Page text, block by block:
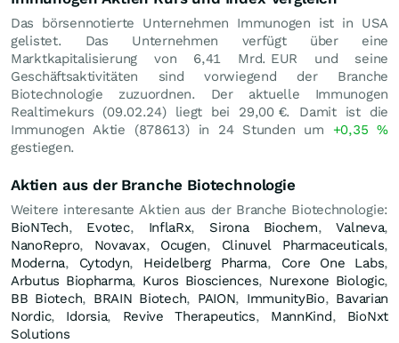
Das börsennotierte Unternehmen Immunogen ist in USA
gelistet. Das Unternehmen verfügt über eine
Marktkapitalisierung von 6,41 Mrd. EUR und seine
Geschäftsaktivitäten sind vorwiegend der Branche
Biotechnologie zuzuordnen. Der aktuelle Immunogen
Realtimekurs (09.02.24) liegt bei 29,00 €. Damit ist die
Immunogen Aktie (878613) in 24 Stunden um +0,35%
gestiegen.
Aktien aus der Branche Biotechnologie
Weitere interesante Aktien aus der Branche Biotechnologie:
BioNTech, Evotec, InflaRx, Sirona Biochem,Valneva,
NanoRepro, Novavax, Ocugen, Clinuvel Pharmaceuticals,
Moderna, Cytodyn, Heidelberg Pharma, Core One Labs,
Arbutus Biopharma, Kuros Biosciences, Nurexone Biologic,
BB Biotech, BRAIN Biotech, PAION, ImmunityBio, Bavarian
Nordic, Idorsia, Revive Therapeutics, MannKind, BioNxt
Solutions